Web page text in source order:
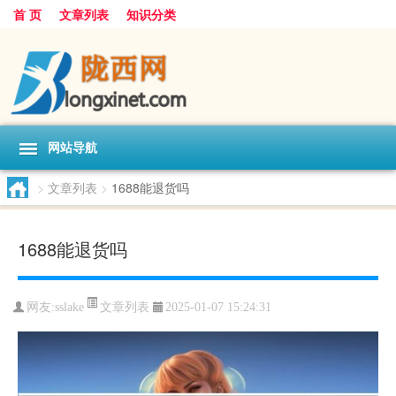
首 页 文章列表 知识分类
网站导航
> 文章列表 > 1688能退货吗
1688能退货吗
网友:sslake 文章列表 2025-01-07 15:24:31